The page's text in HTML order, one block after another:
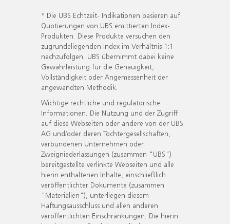
* Die UBS Echtzeit- Indikationen basieren auf
Quotierungen von UBS emittierten Index-
Produkten. Diese Produkte versuchen den
zugrundeliegenden Index im Verhältnis 1:1
nachzufolgen. UBS übernimmt dabei keine
Gewährleistung für die Genauigkeit,
Vollständigkeit oder Angemessenheit der
angewandten Methodik.
Wichtige rechtliche und regulatorische
Informationen. Die Nutzung und der Zugriff
auf diese Webseiten oder andere von der UBS
AG und/oder deren Tochtergesellschaften,
verbundenen Unternehmen oder
Zweigniederlassungen (zusammen "UBS")
bereitgestellte verlinkte Webseiten und alle
hierin enthaltenen Inhalte, einschließlich
veröffentlichter Dokumente (zusammen
"Materialien"), unterliegen diesem
Haftungsausschluss und allen anderen
veröffentlichten Einschränkungen. Die hierin